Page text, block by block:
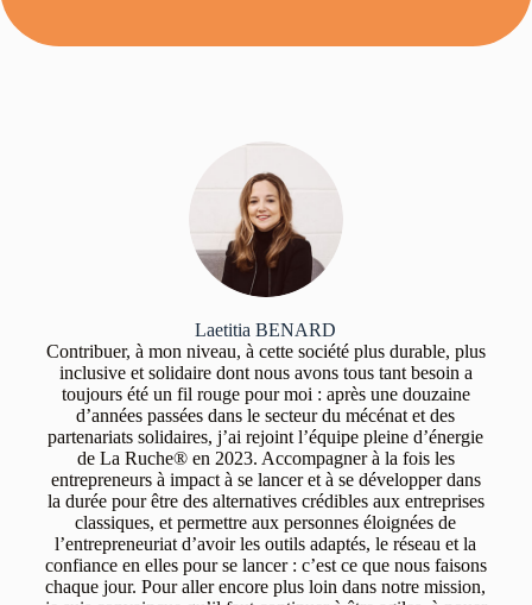
Laetitia BENARD
Contribuer, à mon niveau, à cette société plus durable, plus
inclusive et solidaire dont nous avons tous tant besoin a
toujours été un fil rouge pour moi : après une douzaine
d’années passées dans le secteur du mécénat et des
partenariats solidaires, j’ai rejoint l’équipe pleine d’énergie
de La Ruche® en 2023. Accompagner à la fois les
entrepreneurs à impact à se lancer et à se développer dans
la durée pour être des alternatives crédibles aux entreprises
classiques, et permettre aux personnes éloignées de
l’entrepreneuriat d’avoir les outils adaptés, le réseau et la
confiance en elles pour se lancer : c’est ce que nous faisons
chaque jour. Pour aller encore plus loin dans notre mission,